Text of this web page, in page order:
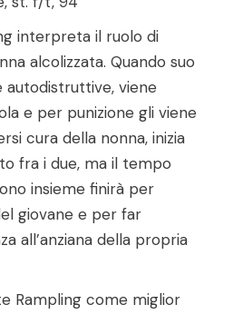
interpreta il ruolo di
alcolizzata. Quando suo
autodistruttive, viene
e per punizione gli viene
cura della nonna, inizia
fra i due, ma il tempo
insieme finirà per
giovane e per far
all’anziana della propria
Rampling come miglior